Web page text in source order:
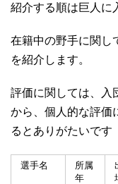
紹介する順は巨人に
在籍中の野手に関し
を紹介します。
評価に関しては、入
から、個人的な評価
るとありがたいです
選手名
所属
年